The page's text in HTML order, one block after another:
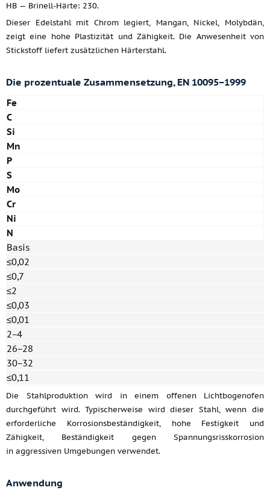
HB — Brinell-Härte: 230.
Dieser Edelstahl mit Chrom legiert, Mangan, Nickel, Molybdän,
zeigt eine hohe Plastizität und Zähigkeit. Die Anwesenheit von
Stickstoff liefert zusätzlichen Härterstahl.
Die prozentuale Zusammensetzung, EN 10095−1999
Fe
C
Si
Mn
P
S
Mo
Cr
Ni
N
Basis
≤0,02
≤0,7
≤2
≤0,03
≤0,01
2−4
26−28
30−32
≤0,11
Die Stahlproduktion wird in einem offenen Lichtbogenofen
durchgeführt wird. Typischerweise wird dieser Stahl, wenn die
erforderliche Korrosionsbeständigkeit, hohe Festigkeit und
Zähigkeit, Beständigkeit gegen Spannungsrisskorrosion
in aggressiven Umgebungen verwendet.
Anwendung